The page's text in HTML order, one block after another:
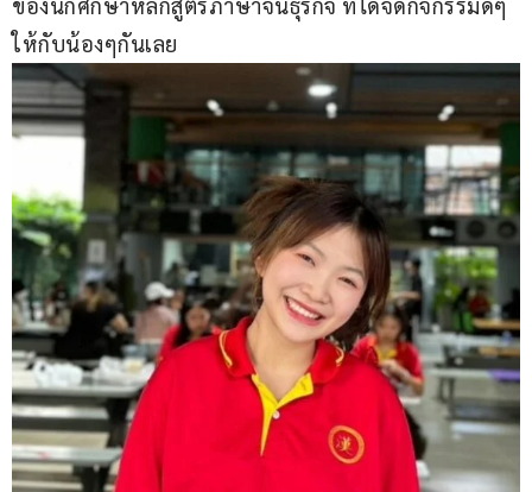
ของนักศึกษาหลักสูตรภาษาจีนธุรกิจ ที่ได้จัดกิจกรรมดีๆ
ให้กับน้องๆกันเลย